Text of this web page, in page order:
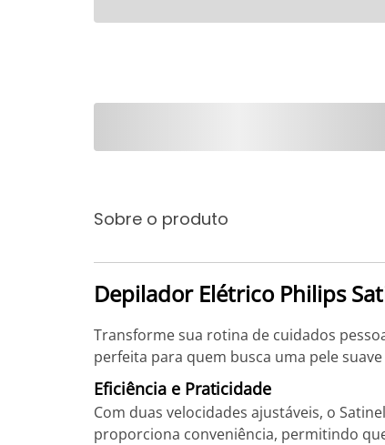
Sobre o produto
Depilador Elétrico Philips
Transforme sua rotina de cuidados
perfeita para quem busca uma pele
Eficiência e Praticidade
Com duas velocidades ajustáveis, o
proporciona conveniência, permitindo